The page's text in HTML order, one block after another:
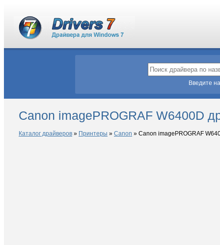
Введите
Canon imagePROGRAF W6400D
Каталог драйверов » Принтеры » Canon » Canon imagePROGRAF